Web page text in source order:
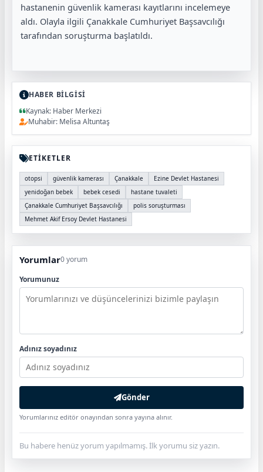
hastanenin güvenlik kamerası kayıtlarını incelemeye
aldı. Olayla ilgili Çanakkale Cumhuriyet Başsavcılığı
tarafından soruşturma başlatıldı.
HABER BİLGİSİ
Kaynak: Haber Merkezi
Muhabir: Melisa Altuntaş
ETİKETLER
otopsi güvenlik kamerası Çanakkale
Ezine Devlet Hastanesi
yenidoğan bebek
bebek cesedi
hastane tuvaleti
Çanakkale Cumhuriyet Başsavcılığı
polis soruşturması
Mehmet Akif Ersoy Devlet Hastanesi
Yorumlar0 yorum
Yorumunuz
Adınız soyadınız
Gönder
Yorumlarınız editör onayından sonra yayına alınır.
Bu habere henüz yorum yapılmamış. İlk yorumu siz yazın.